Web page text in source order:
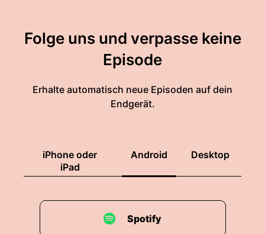
Folge uns und verpasse keine
Episode
Erhalte automatisch neue Episoden auf dein
Endgerät.
iPhone oder
iPad
Android Desktop
Spotify